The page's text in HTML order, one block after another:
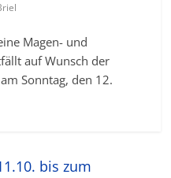
Magen- und
auf Wunsch der
Sonntag, den 12.
bis zum